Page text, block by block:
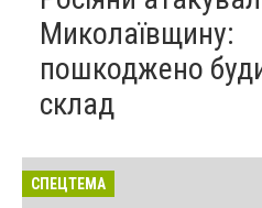
Миколаївщину:
пошкоджено
склад
СПЕЦТЕМА